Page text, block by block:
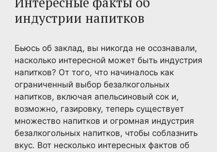
индустрии напитков
Бьюсь об заклад, вы никогда не осознавали,
насколько интересной может быть индустрия
напитков? От того, что начиналось как
ограниченный выбор безалкогольных
напитков, включая апельсиновый сок и,
возможно, газировку, теперь существует
множество напитков и огромная индустрия
безалкогольных напитков, чтобы соблазнить
вкус. Вот несколько интересных фактов об